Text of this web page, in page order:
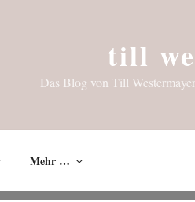
till
Das Blog von Till
Mehr …